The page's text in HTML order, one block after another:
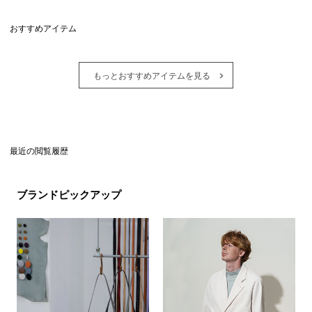
おすすめアイテム
もっとおすすめアイテムを見る
最近の閲覧履歴
ブランドピックアップ